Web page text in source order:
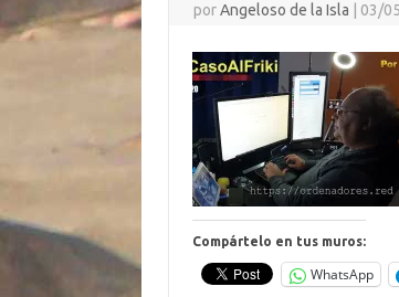
porAngeloso de la Isla 03/
Compártelo en tus muros:
WhatsApp